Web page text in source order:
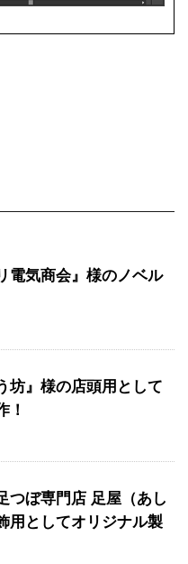
電気商会』様のノベル
坊』様の店頭用として
！
つぼ専門店 足屋（あし
用としてオリジナル製